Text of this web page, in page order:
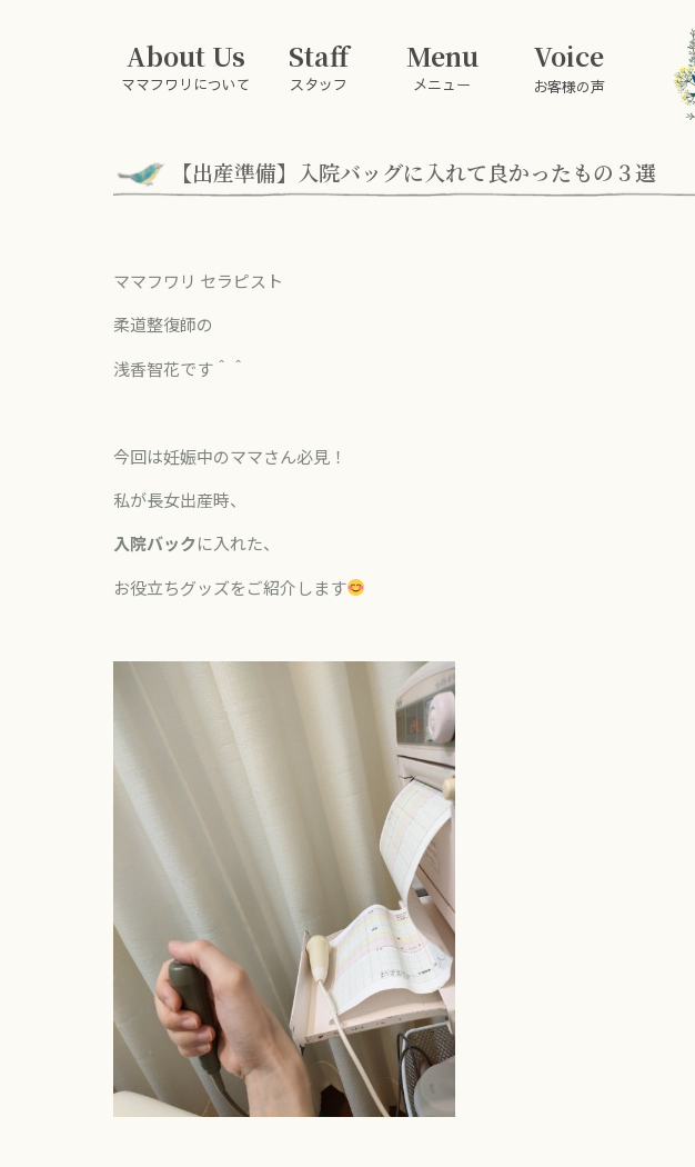
About Us
ママフワリについて
Staff
スタッフ
Menu
メニュー
Voice
お客様の声
【出産準備】入院バッグに入れて良かったもの３選
ママフワリ セラピスト
柔道整復師の
浅香智花です＾＾
今回は妊娠中のママさん必見！
私が長女出産時、
入院バックに入れた、
お役立ちグッズをご紹介します